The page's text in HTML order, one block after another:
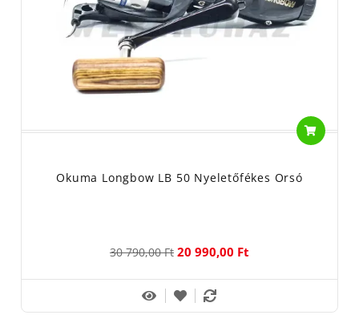
Okuma Longbow LB 50 Nyeletőfékes Orsó
30 790,00 Ft 20 990,00 Ft